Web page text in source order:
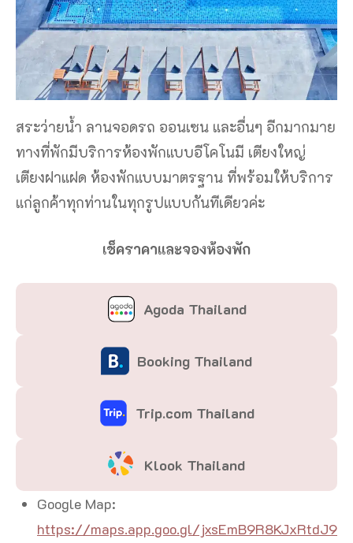
สระว่ายน้ำ ลานจอดรถ ออนเซน และอื่นๆ อีกมากมาย
ทางที่พักมีบริการห้องพักแบบอีโคโนมี เตียงใหญ่
เตียงฝาแฝด ห้องพักแบบมาตรฐาน ที่พร้อมให้บริการ
แก่ลูกค้าทุกท่านในทุกรูปแบบกันทีเดียวค่ะ
เช็คราคาและจองห้องพัก
Agoda Thailand
Booking Thailand
Trip.com Thailand
Klook Thailand
Google Map:
https://maps.app.goo.gl/jxsEmB9R8KJxRtdJ9